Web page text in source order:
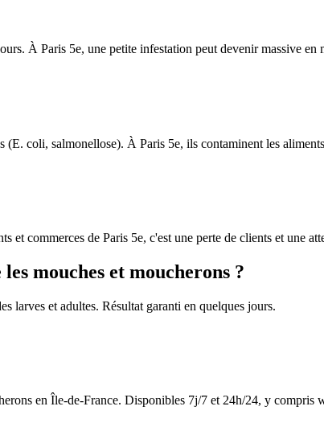
À Paris 5e, une petite infestation peut devenir massive en
(E. coli, salmonellose). À Paris 5e, ils contaminent les
et commerces de Paris 5e, c'est une perte de clients et une
mouches et moucherons ?
larves et adultes. Résultat garanti en quelques jours.
en Île-de-France. Disponibles 7j/7 et 24h/24, y compris